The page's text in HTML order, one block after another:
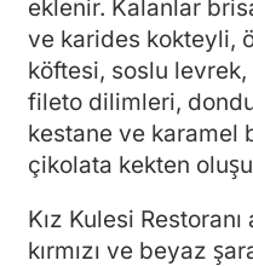
eklenir. Kalanlar
ve karides kokteyli,
köftesi, soslu
fileto dilimleri,
kestane ve karamel
çikolata kekten
Kız Kulesi
kırmızı ve beyaz